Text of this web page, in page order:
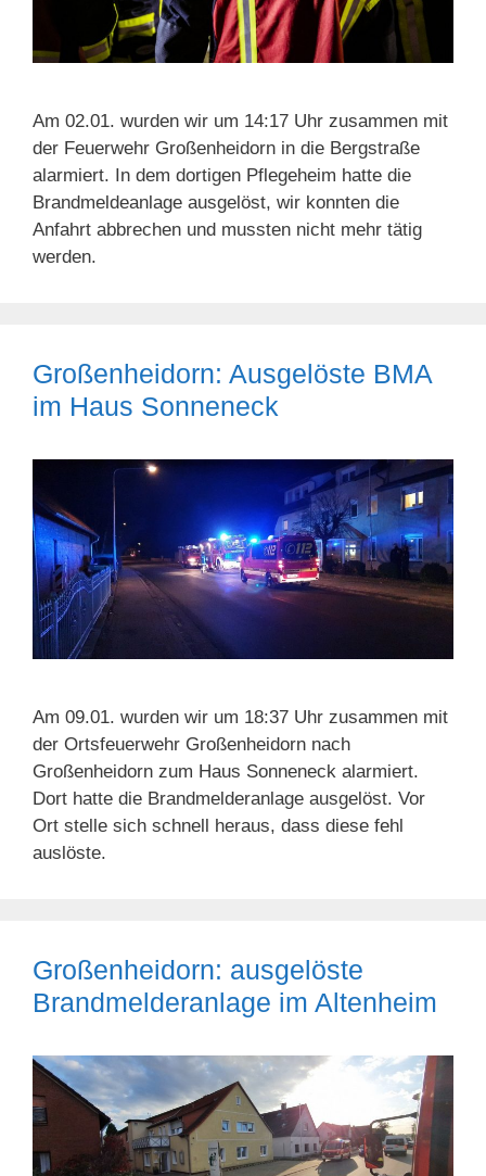
Am 02.01. wurden wir um 14:17 Uhr zusammen mit
der Feuerwehr Großenheidorn in die Bergstraße
alarmiert. In dem dortigen Pflegeheim hatte die
Brandmeldeanlage ausgelöst, wir konnten die
Anfahrt abbrechen und mussten nicht mehr tätig
werden.
Großenheidorn: Ausgelöste BMA
im Haus Sonneneck
Am 09.01. wurden wir um 18:37 Uhr zusammen mit
der Ortsfeuerwehr Großenheidorn nach
Großenheidorn zum Haus Sonneneck alarmiert.
Dort hatte die Brandmelderanlage ausgelöst. Vor
Ort stelle sich schnell heraus, dass diese fehl
auslöste.
Großenheidorn: ausgelöste
Brandmelderanlage im Altenheim